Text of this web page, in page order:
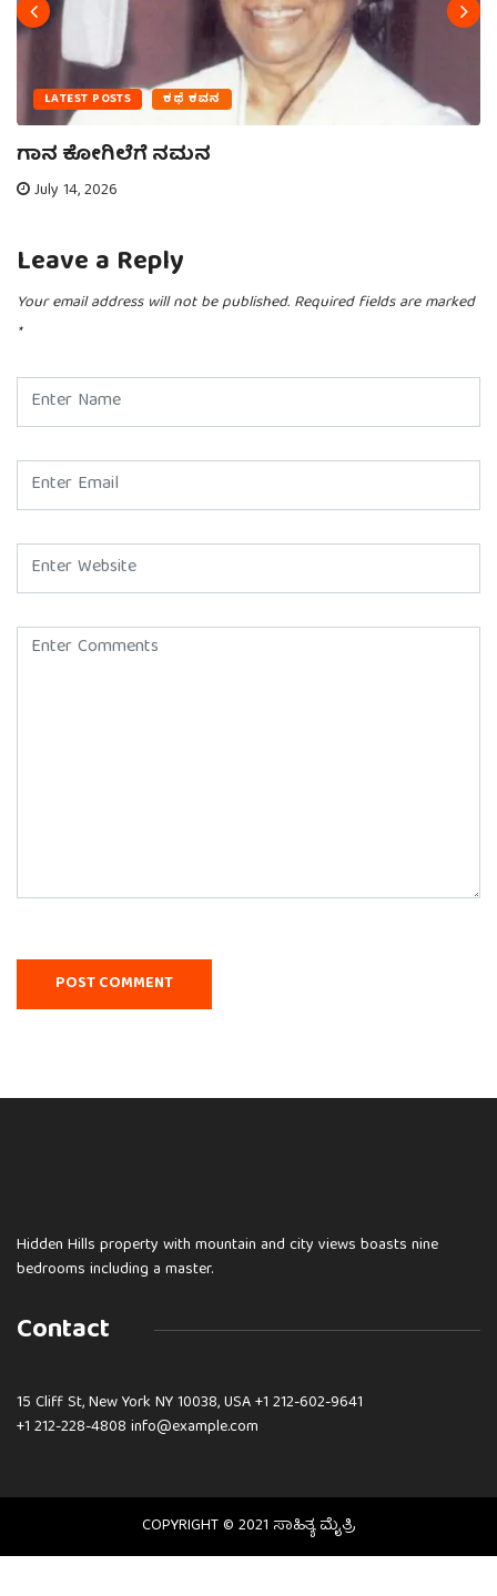
LATEST POSTS ಕಥೆ ಕವನ
ಗಾನ ಕೋಗಿಲೆಗೆ ನಮನ
July 14, 2026
Leave a Reply
Your email address will not be published. Required fields are marked
*
Hidden Hills property with mountain and city views boasts nine
bedrooms including a master.
Contact
15 Cliff St, New York NY 10038, USA+1 212-602-9641
+1 212-228-4808 info@example.com
COPYRIGHT © 2021 ಸಾಹಿತ್ಯ ಮೈತ್ರಿ